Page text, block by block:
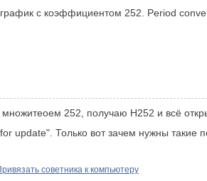
с коэффициентом 252. Period
252, получаю Н252 и всё
update". Только вот зачем нужны такие
советника к компьютеру